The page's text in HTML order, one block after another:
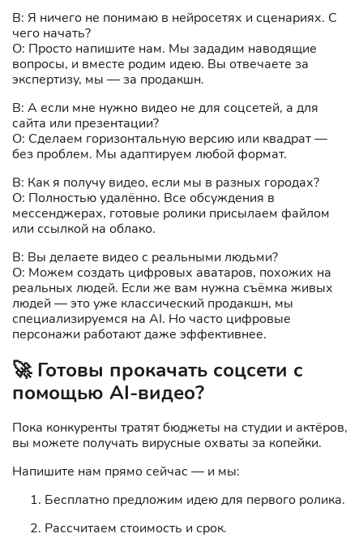
В: Я ничего не понимаю в нейросетях и сценариях. С
чего начать?
О: Просто напишите нам. Мы зададим наводящие
вопросы, и вместе родим идею. Вы отвечаете за
экспертизу, мы — за продакшн.
В: А если мне нужно видео не для соцсетей, а для
сайта или презентации?
О: Сделаем горизонтальную версию или квадрат —
без проблем. Мы адаптируем любой формат.
В: Как я получу видео, если мы в разных городах?
О: Полностью удалённо. Все обсуждения в
мессенджерах, готовые ролики присылаем файлом
или ссылкой на облако.
В: Вы делаете видео с реальными людьми?
О: Можем создать цифровых аватаров, похожих на
реальных людей. Если же вам нужна съёмка живых
людей — это уже классический продакшн, мы
специализируемся на AI. Но часто цифровые
персонажи работают даже эффективнее.
🚀 Готовы прокачать соцсети с
помощью AI-видео?
Пока конкуренты тратят бюджеты на студии и актёров,
вы можете получать вирусные охваты за копейки.
Напишите нам прямо сейчас — и мы:
Бесплатно предложим идею для первого ролика.
Рассчитаем стоимость и срок.